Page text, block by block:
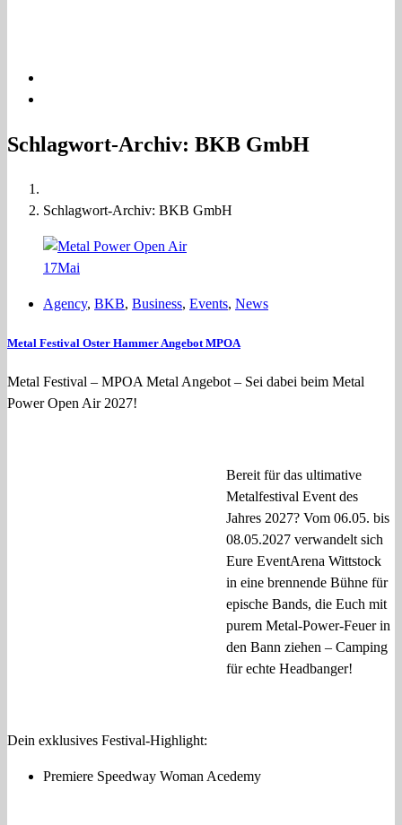
Schlagwort-Archiv: BKB GmbH
Schlagwort-Archiv: BKB GmbH
17Mai
Agency, BKB, Business, Events, News
Metal Festival Oster Hammer Angebot MPOA
Metal Festival – MPOA Metal Angebot – Sei dabei beim Metal
Power Open Air 2027!
Bereit für das ultimative
Metalfestival Event des
Jahres 2027? Vom 06.05. bis
08.05.2027 verwandelt sich
Eure EventArena Wittstock
in eine brennende Bühne für
epische Bands, die Euch mit
purem Metal-Power-Feuer in
den Bann ziehen – Camping
für echte Headbanger!
Dein exklusives Festival-Highlight:
Premiere Speedway Woman Acedemy